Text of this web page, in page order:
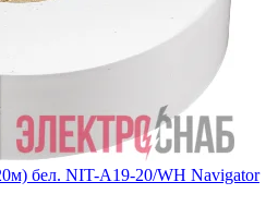
бел. NIT-A19-20/WH Navigator